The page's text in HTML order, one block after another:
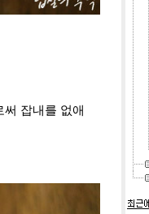
잡내를 없애